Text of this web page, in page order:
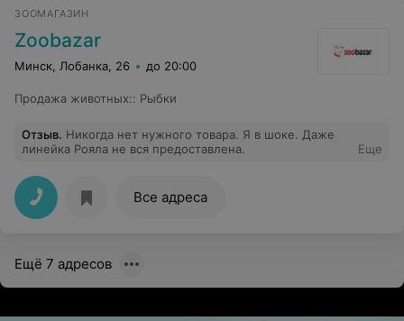
ЗООМАГАЗИН
Zoobazar
Минск, Лобанка, 26 до 20:00
Продажа животных:: Рыбки
Отзыв. Никогда нет нужного товара. Я в шоке. Даже
линейка Рояла не вся предоставлена.
Еще
Все адреса
Ещё 7 адресов